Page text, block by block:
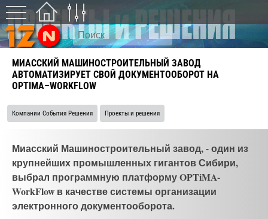
МИАССКИЙ МАШИНОСТРОИТЕЛЬНЫЙ ЗАВОД
АВТОМАТИЗИРУЕТ СВОЙ ДОКУМЕНТООБОРОТ НА
OPTIMA–WORKFLOW
Компании События Решения Проекты и решения
Миасский Машиностроительный завод, - один из
крупнейших промышленных гигантов Сибири,
выбрал программную платформу OPTiMA-
WorkFlow в качестве системы организации
электронного документооборота.